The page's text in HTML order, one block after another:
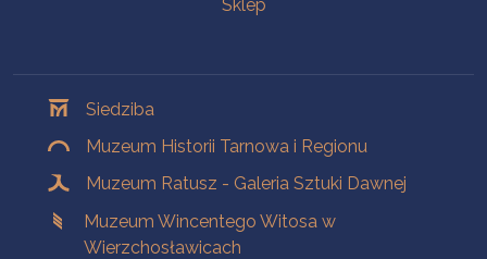
Sklep
Siedziba
Muzeum Historii Tarnowa i Regionu
Muzeum Ratusz - Galeria Sztuki Dawnej
Muzeum Wincentego Witosa w
Wierzchosławicach